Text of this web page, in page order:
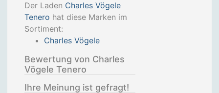
Der Laden Charles Vögele
Tenero hat diese Marken im
Sortiment:
Charles Vögele
Bewertung von Charles
Vögele Tenero
Ihre Meinung ist gefragt!